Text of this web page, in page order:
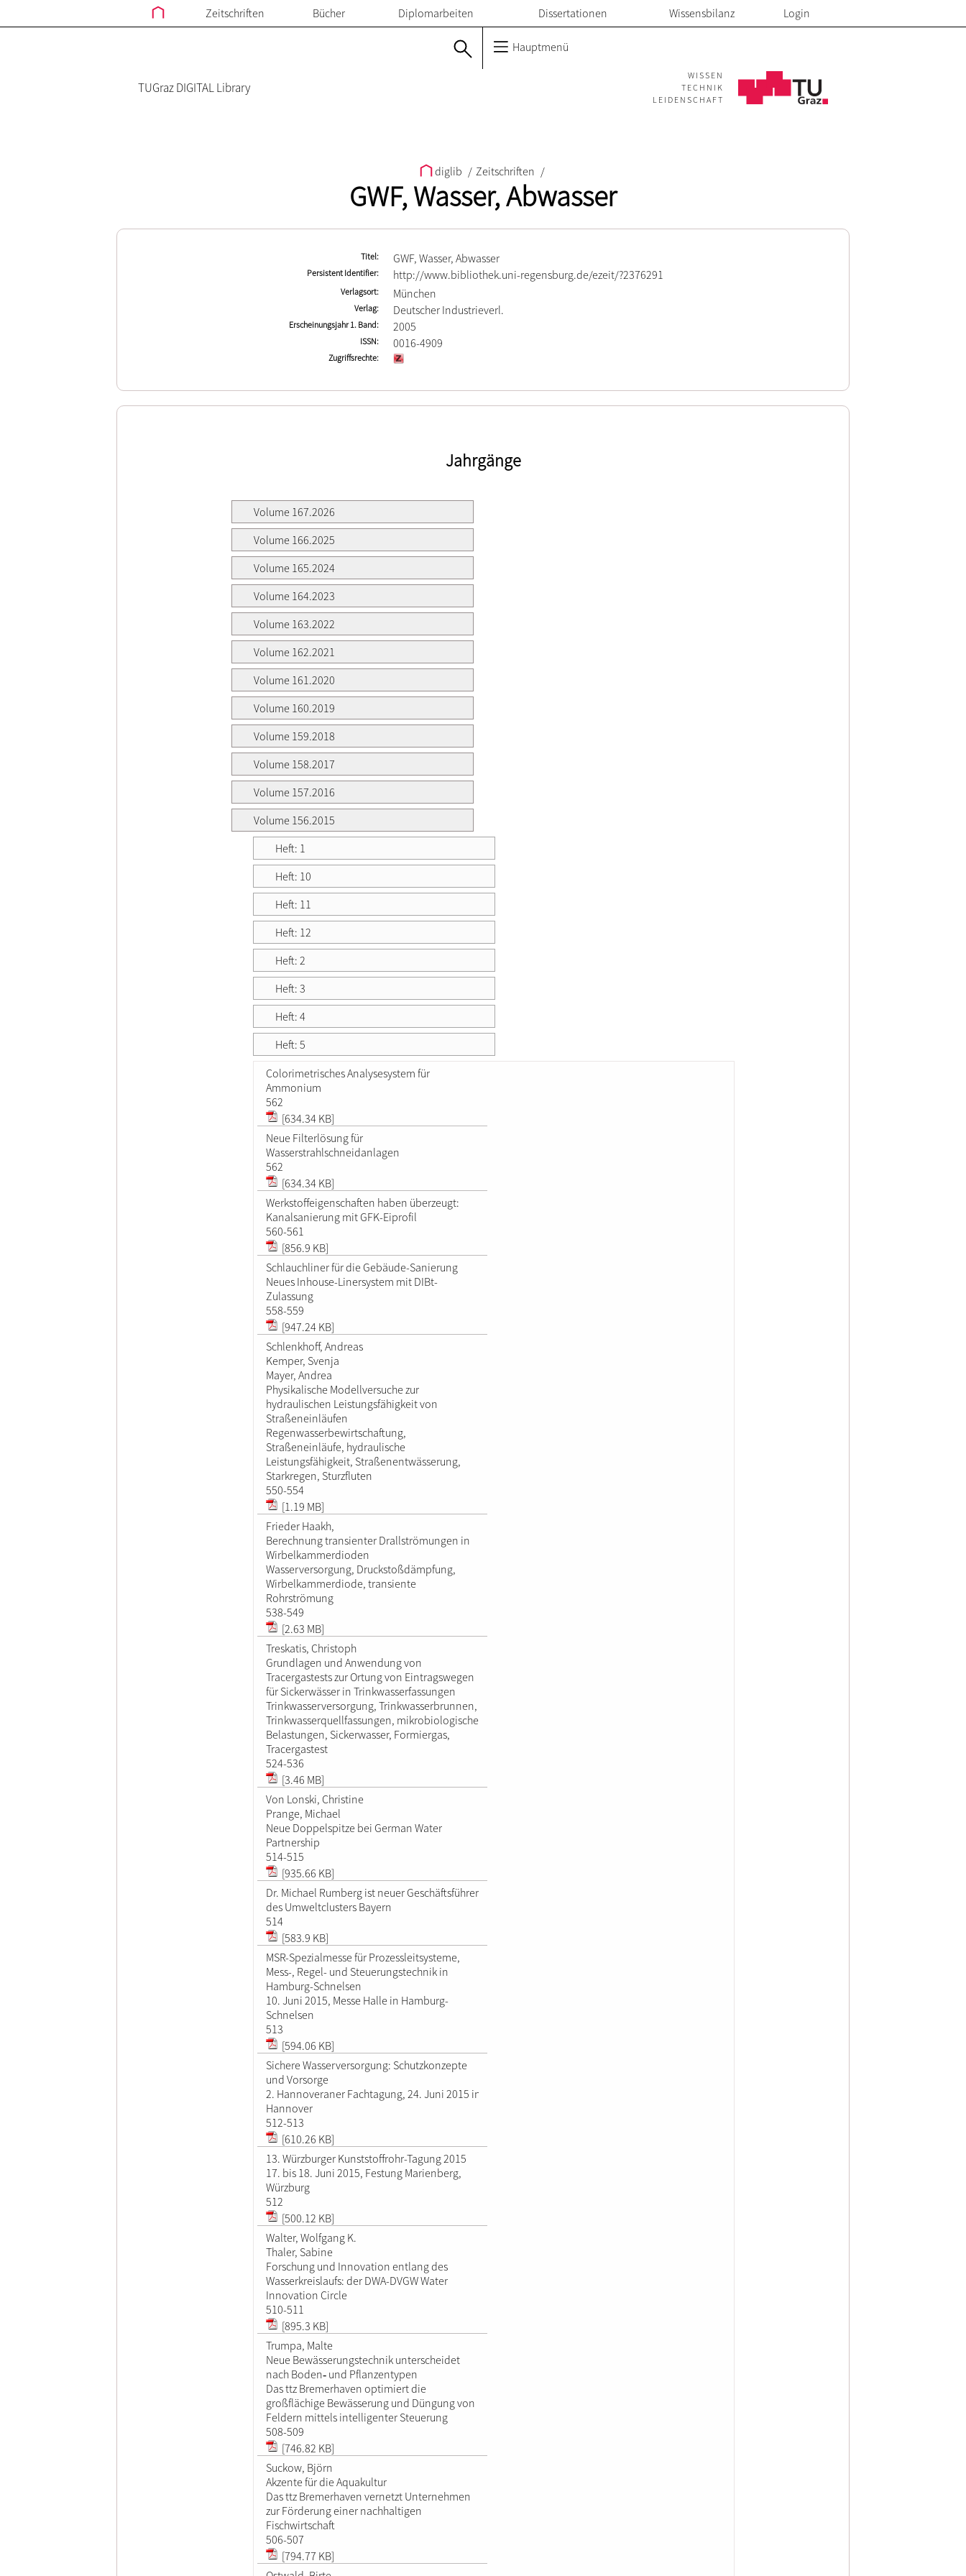
Zeitschriften Bücher Diplomarbeiten Dissertationen Wissensbilanz Login
Hauptmenü
TUGraz DIGITAL Library
WISSEN
TECHNIK
LEIDENSCHAFT
diglib / Zeitschriften /
GWF, Wasser, Abwasser
Titel GWF, Wasser, Abwasser
Persistent Identifier http://www.bibliothek.uni-regensburg.de/ezeit/?2376291
Verlagsort München
Verlag Deutscher Industrieverl.
Erscheinungsjahr 1. Band 2005
ISSN 0016-4909
Zugriffsrechte
Jahrgänge
Volume 167.2026
Volume 166.2025
Volume 165.2024
Volume 164.2023
Volume 163.2022
Volume 162.2021
Volume 161.2020
Volume 160.2019
Volume 159.2018
Volume 158.2017
Volume 157.2016
Volume 156.2015
Heft: 1
Heft: 10
Heft: 11
Heft: 12
Heft: 2
Heft: 3
Heft: 4
Heft: 5
Colorimetrisches Analysesystem für
Ammonium
562
[634.34 KB]
Neue Filterlösung für
Wasserstrahlschneidanlagen
562
[634.34 KB]
Werkstoffeigenschaften haben überzeugt:
Kanalsanierung mit GFK-Eiprofil
560-561
[856.9 KB]
Schlauchliner für die Gebäude-Sanierung
Neues Inhouse-Linersystem mit DIBt-
Zulassung
558-559
[947.24 KB]
Schlenkhoff, Andreas
Kemper, Svenja
Mayer, Andrea
Physikalische Modellversuche zur
hydraulischen Leistungsfähigkeit von
Straßeneinläufen
Regenwasserbewirtschaftung,
Straßeneinläufe, hydraulische
Leistungsfähigkeit, Straßenentwässerung,
Starkregen, Sturzfluten
550-554
[1.19 MB]
Frieder Haakh,
Berechnung transienter Drallströmungen in
Wirbelkammerdioden
Wasserversorgung, Druckstoßdämpfung,
Wirbelkammerdiode, transiente
Rohrströmung
538-549
[2.63 MB]
Treskatis, Christoph
Grundlagen und Anwendung von
Tracergastests zur Ortung von Eintragswegen
für Sickerwässer in Trinkwasserfassungen
Trinkwasserversorgung, Trinkwasserbrunnen,
Trinkwasserquellfassungen, mikrobiologische
Belastungen, Sickerwasser, Formiergas,
Tracergastest
524-536
[3.46 MB]
Von Lonski, Christine
Prange, Michael
Neue Doppelspitze bei German Water
Partnership
514-515
[935.66 KB]
Dr. Michael Rumberg ist neuer Geschäftsführer
des Umweltclusters Bayern
514
[583.9 KB]
MSR-Spezialmesse für Prozessleitsysteme,
Mess-, Regel- und Steuerungstechnik in
Hamburg-Schnelsen
10. Juni 2015, Messe Halle in Hamburg-
Schnelsen
513
[594.06 KB]
Sichere Wasserversorgung: Schutzkonzepte
und Vorsorge
2. Hannoveraner Fachtagung, 24. Juni 2015 in
Hannover
512-513
[610.26 KB]
13. Würzburger Kunststoffrohr-Tagung 2015
17. bis 18. Juni 2015, Festung Marienberg,
Würzburg
512
[500.12 KB]
Walter, Wolfgang K.
Thaler, Sabine
Forschung und Innovation entlang des
Wasserkreislaufs: der DWA-DVGW Water
Innovation Circle
510-511
[895.3 KB]
Trumpa, Malte
Neue Bewässerungstechnik unterscheidet
nach Boden‑ und Pflanzentypen
Das ttz Bremerhaven optimiert die
großflächige Bewässerung und Düngung von
Feldern mittels intelligenter Steuerung
508-509
[746.82 KB]
Suckow, Björn
Akzente für die Aquakultur
Das ttz Bremerhaven vernetzt Unternehmen
zur Förderung einer nachhaltigen
Fischwirtschaft
506-507
[794.77 KB]